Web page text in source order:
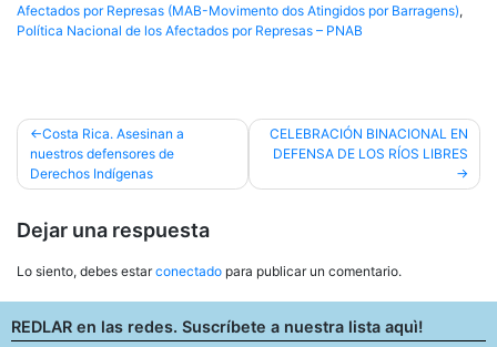
Afectados por Represas (MAB-Movimento dos Atingidos por Barragens),
Política Nacional de los Afectados por Represas – PNAB
Navegación
de
entradas
Costa Rica. Asesinan a
nuestros defensores de
Derechos Indígenas
CELEBRACIÓN BINACIONAL EN
DEFENSA DE LOS RÍOS LIBRES
Dejar una respuesta
Lo siento, debes estarconectado para publicar un comentario.
REDLAR en las redes. Suscríbete a nuestra lista aquì!